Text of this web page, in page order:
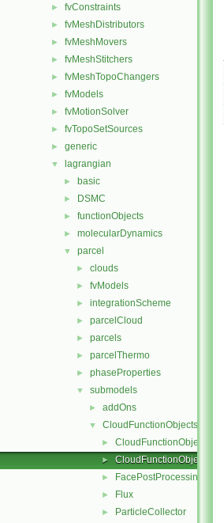
► fvConstraints
► fvMeshDistributors
► fvMeshMovers
► fvMeshStitchers
► fvMeshTopoChangers
► fvModels
► fvMotionSolver
► fvTopoSetSources
► generic
▼ lagrangian
► basic
► DSMC
► functionObjects
► molecularDynamics
▼ parcel
► clouds
► fvModels
► integrationScheme
► parcelCloud
► parcels
► parcelThermo
► phaseProperties
▼ submodels
► addOns
▼ CloudFunctionObjects
► CloudFunctionObject
► CloudFunctionObjectList
► FacePostProcessing
► Flux
► ParticleCollector